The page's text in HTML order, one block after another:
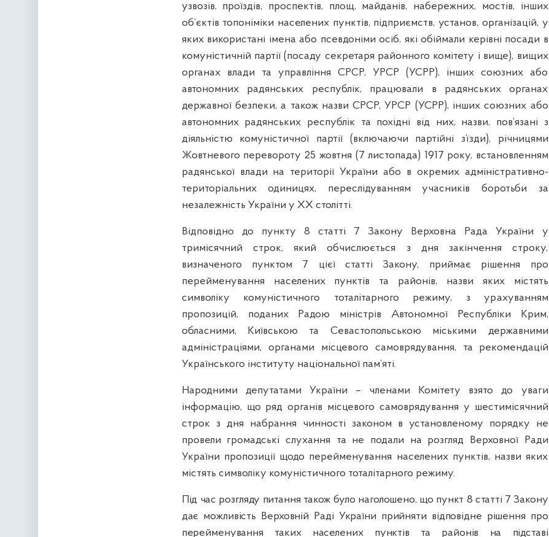
узвозів, проїздів, проспектів, площ, майданів, набережних, мостів, інших
об’єктів топоніміки населених пунктів, підприємств, установ, організацій, у
яких використані імена або псевдоніми осіб, які обіймали керівні посади в
комуністичній партії (посаду секретаря районного комітету і вище), вищих
органах влади та управління СРСР, УРСР (УСРР), інших союзних або
автономних радянських республік, працювали в радянських органах
державної безпеки, а також назви СРСР, УРСР (УСРР), інших союзних або
автономних радянських республік та похідні від них, назви, пов’язані з
діяльністю комуністичної партії (включаючи партійні з’їзди), річницями
Жовтневого перевороту 25 жовтня (7 листопада) 1917 року, встановленням
радянської влади на території України або в окремих адміністративно-
територіальних одиницях, переслідуванням учасників боротьби за
незалежність України у XX столітті.
Відповідно до пункту 8 статті 7 Закону Верховна Рада України у
тримісячний строк, який обчислюється з дня закінчення строку,
визначеного пунктом 7 цієї статті Закону, приймає рішення про
перейменування населених пунктів та районів, назви яких містять
символіку комуністичного тоталітарного режиму, з урахуванням
пропозицій, поданих Радою міністрів Автономної Республіки Крим,
обласними, Київською та Севастопольською міськими державними
адміністраціями, органами місцевого самоврядування, та рекомендацій
Українського інституту національної пам’яті.
Народними депутатами України – членами Комітету взято до уваги
інформацію, що ряд органів місцевого самоврядування у шестимісячний
строк з дня набрання чинності законом в установленому порядку не
провели громадські слухання та не подали на розгляд Верховної Ради
України пропозиції щодо перейменування населених пунктів, назви яких
містять символіку комуністичного тоталітарного режиму.
Під час розгляду питання також було наголошено, що пункт 8 статті 7 Закону
дає можливість Верховній Раді України прийняти відповідне рішення про
перейменування таких населених пунктів та районів на підставі